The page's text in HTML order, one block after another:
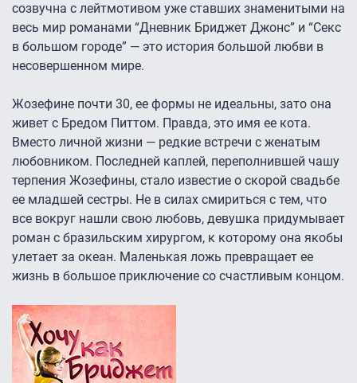
созвучна с лейтмотивом уже ставших знаменитыми на
весь мир романами “Дневник Бриджет Джонс” и “Секс
в большом городе” — это история большой любви в
несовершенном мире.
Жозефине почти 30, ее формы не идеальны, зато она
живет с Бредом Питтом. Правда, это имя ее кота.
Вместо личной жизни — редкие встречи с женатым
любовником. Последней каплей, переполнившей чашу
терпения Жозефины, стало известие о скорой свадьбе
ее младшей сестры. Не в силах смириться с тем, что
все вокруг нашли свою любовь, девушка придумывает
роман с бразильским хирургом, к которому она якобы
улетает за океан. Маленькая ложь превращает ее
жизнь в большое приключение со счастливым концом.